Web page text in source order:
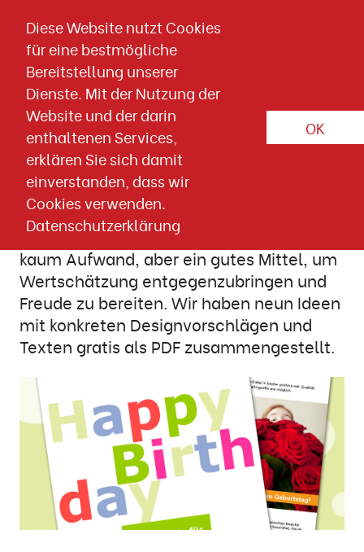
Diese Website nutzt Cookies
für eine bestmögliche
Bereitstellung unserer
Dienste. Mit der Nutzung der
Website und der darin
enthaltenen Services,
erklären Sie sich damit
einverstanden, dass wir
Cookies verwenden.
Datenschutzerklärung
OK
Download-Detailseite
13. MAI 2021 Online Marketing Wissen & Downloads
Broschüre:
Geburtstagskampagnen - einfach
und effektiv
Einen Geburtstagsgruß für Ihre Kunden -
kaum Aufwand, aber ein gutes Mittel, um
Wertschätzung entgegenzubringen und
Freude zu bereiten. Wir haben neun Ideen
mit konkreten Designvorschlägen und
Texten gratis als PDF zusammengestellt.